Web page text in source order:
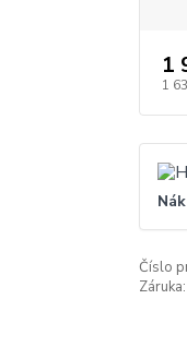
1
1
Číslo
Záruka: